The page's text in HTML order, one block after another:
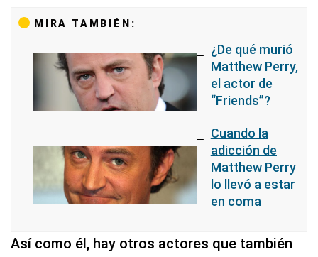
MIRA TAMBIÉN:
¿De qué murió
Matthew Perry,
el actor de
“Friends”?
Cuando la
adicción de
Matthew Perry
lo llevó a estar
en coma
Así como él, hay otros actores que también